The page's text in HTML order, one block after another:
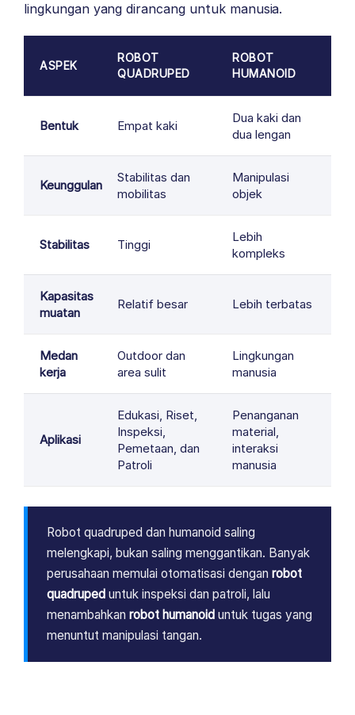
lingkungan yang dirancang untuk manusia.
ASPEK
ROBOT
QUADRUPED
ROBOT
HUMANOID
Bentuk Empat kaki
Dua kaki dan
dua lengan
Keunggulan
Stabilitas dan
mobilitas
Manipulasi
objek
Stabilitas Tinggi
Lebih
kompleks
Kapasitas
muatan
Relatif besar Lebih terbatas
Medan
kerja
Outdoor dan
area sulit
Lingkungan
manusia
Aplikasi
Edukasi, Riset,
Inspeksi,
Pemetaan, dan
Patroli
Penanganan
material,
interaksi
manusia
Robot quadruped dan humanoid saling
melengkapi, bukan saling menggantikan. Banyak
perusahaan memulai otomatisasi dengan robot
quadruped untuk inspeksi dan patroli, lalu
menambahkan robot humanoid untuk tugas yang
menuntut manipulasi tangan.